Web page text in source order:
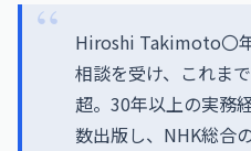
Hiroshi Takimoto〇
相談を受け、これま
超。30年以上の実務
数出版し、NHK総合